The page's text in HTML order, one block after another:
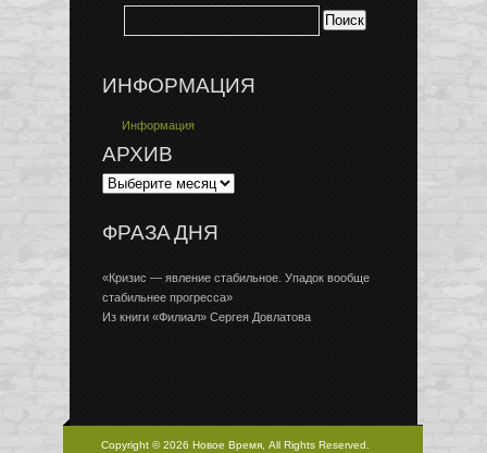
ИНФОРМАЦИЯ
Информация
АРХИВ
ФРАЗА ДНЯ
«Кризис — явление стабильное. Упадок вообще
стабильнее прогресса»
Из книги «Филиал» Сергея Довлатова
Copyright © 2026 Новое Время, All Rights Reserved.